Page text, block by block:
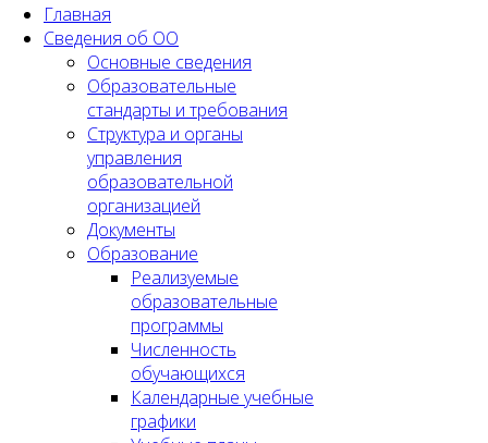
Главная
Сведения об ОО
Основные сведения
Образовательные
стандарты и требования
Структура и органы
управления
образовательной
организацией
Документы
Образование
Реализуемые
образовательные
программы
Численность
обучающихся
Календарные учебные
графики